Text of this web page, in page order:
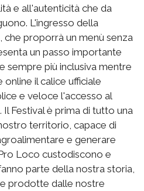
e all'autenticità che da
L'ingresso della
proporrà un menù senza
un passo importante
sempre più inclusiva mentre
online il calice ufficiale
e veloce l'accesso al
Festival è prima di tutto una
territorio, capace di
e generare
Loco custodiscono e
parte della nostra storia,
prodotte dalle nostre